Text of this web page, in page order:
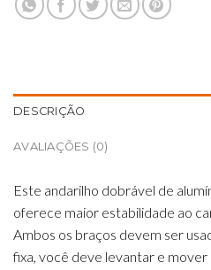
DESCRIÇÃO
AVALIAÇÕES (0)
Este andarilho dobrável de
oferece maior estabilidade ao
Ambos os braços devem ser
fixa, você deve levantar e mover